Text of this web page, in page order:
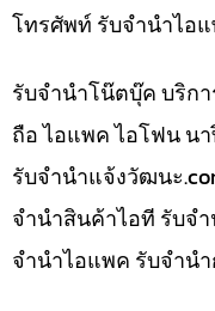
โทรศัพท์ รับจำนำไอ
รับจำนำโน๊ตบุ๊ค บริก
ถือ ไอแพค ไอโฟน น
รับจํานําแจ้งวัฒนะ
จำนำสินค้าไอที รับจ
จำนำไอแพค รับจำน